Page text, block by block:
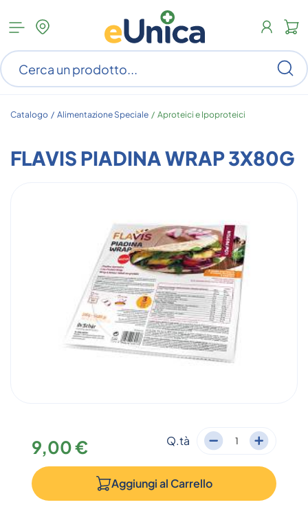
Apri
menu
categorie
Catalogo / Alimentazione Speciale / Aproteici e Ipoproteici
FLAVIS PIADINA WRAP 3X80G
9,00 € Q.tà
Aggiungi al Carrello